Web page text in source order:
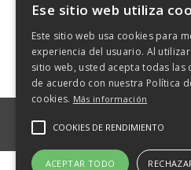
Descargar
© Canarias Explosivos
Ese sitio web utiliza
Este sitio web usa cookies para
experiencia del usuario. Al
sitio web, usted acepta todas las
de acuerdo con nuestra Política
cookies. Más información
COOKIES DE RENDIMIENTO
ACEPTAR TODO